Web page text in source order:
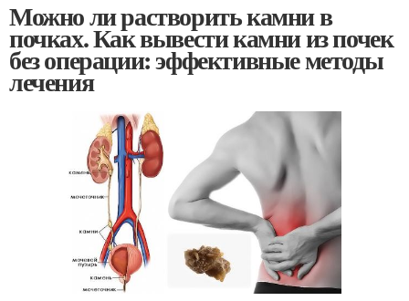
Можно ли растворить камни в
почках. Как вывести камни из почек
без операции: эффективные методы
лечения